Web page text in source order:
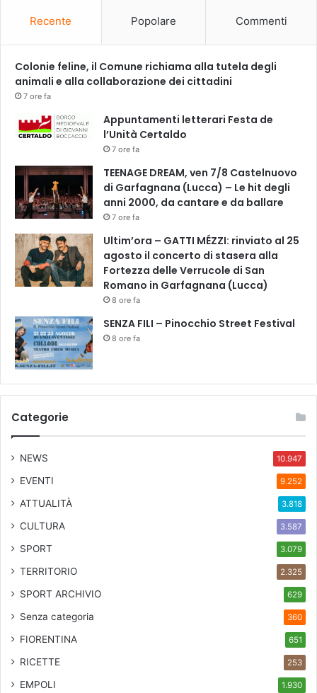
d
S
a
c
a
n
Recente Popolare Commenti
Colonie feline, il Comune richiama alla tutela degli
animali e alla collaborazione dei cittadini
7 ore fa
Appuntamenti letterari Festa de
l’Unità Certaldo
7 ore fa
TEENAGE DREAM, ven 7/8 Castelnuovo
di Garfagnana (Lucca) – Le hit degli
anni 2000, da cantare e da ballare
7 ore fa
Ultim’ora – GATTI MÉZZI: rinviato al 25
agosto il concerto di stasera alla
Fortezza delle Verrucole di San
Romano in Garfagnana (Lucca)
8 ore fa
SENZA FILI – Pinocchio Street Festival
8 ore fa
Categorie
NEWS 10.947
EVENTI 9.252
ATTUALITÀ 3.818
CULTURA 3.587
SPORT 3.079
TERRITORIO 2.325
SPORT ARCHIVIO 629
Senza categoria 360
FIORENTINA 651
RICETTE 253
EMPOLI 1.930